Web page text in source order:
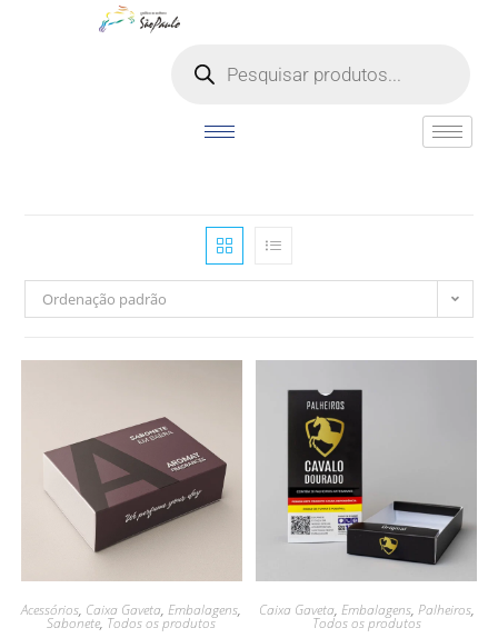
Ordenação padrão
Acessórios, Caixa Gaveta,Embalagens,
Sabonete, Todos os produtos
Caixa Gaveta, Embalagens, Palheiros,
Todos os produtos